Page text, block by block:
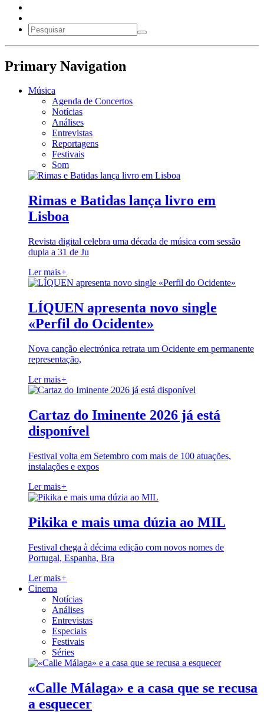
Primary Navigation
Música
Agenda de Concertos
Notícias
Análises
Entrevistas
Reportagens
Festivais
Som
Rimas e Batidas lança livro em
Lisboa
Revista digital celebra uma década de música com sessão
dupla a 31 de Ju
Ler mais+
LÍQUEN apresenta novo single
«Perfil do Ocidente»
Nova canção electrónica retrata um Ocidente em permanente
representação,
Ler mais+
Cartaz do Iminente 2026 já está
disponível
Festival volta em Setembro com mais de 100 atuações,
instalações e expos
Ler mais+
Pikika e mais uma dúzia ao MIL
Festival chega à décima edição com novos nomes de
Portugal, Espanha, Bra
Ler mais+
Cinema
Notícias
Análises
Entrevistas
Especiais
Festivais
Séries
«Calle Málaga» e a casa que se recusa
a esquecer